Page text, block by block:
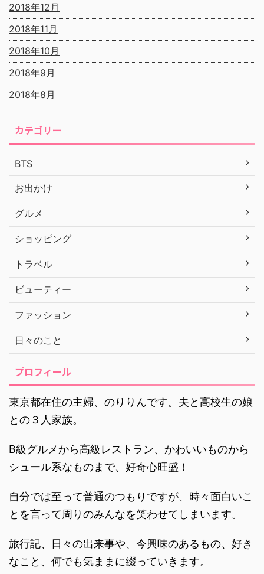
2018年12月
2018年11月
2018年10月
2018年9月
2018年8月
カテゴリー
BTS
お出かけ
グルメ
ショッピング
トラベル
ビューティー
ファッション
日々のこと
プロフィール
東京都在住の主婦、のりりんです。夫と高校生の娘
との３人家族。
B級グルメから高級レストラン、かわいいものから
シュール系なものまで、好奇心旺盛！
自分では至って普通のつもりですが、時々面白いこ
とを言って周りのみんなを笑わせてしまいます。
旅行記、日々の出来事や、今興味のあるもの、好き
なこと、何でも気ままに綴っていきます。